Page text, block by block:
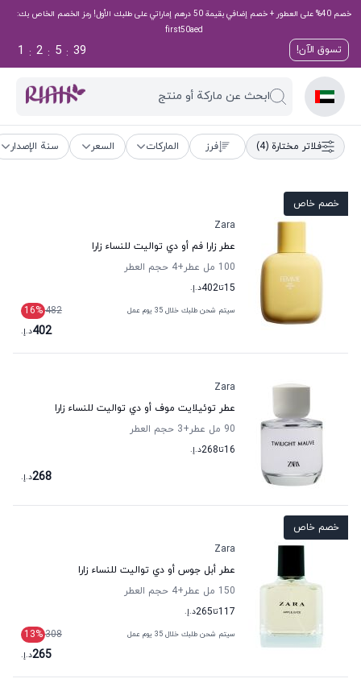
خصم 40% على العطور + خصم إضافي بقيمة 50 درهم إماراتي على طلبك الأول! رمز الخصم الخاص بك:
first50aed
تسوق الآن! 38
:
5
:
2
:
1
ابحث عن ماركة أو منتج
فلاتر مختارة (4) فرز الماركات السعر سنة الإصدار
خصم خاص
Zara
عطر زارا فم أو دي تواليت للنساء زارا
100 مل عطر
+4
حجم العطر
15تا402د.إ.
سيتم شحن طلبك خلال 35 يوم عمل 482
16%
402د.إ.
Zara
عطر توئيلايت موف أو دي تواليت للنساء زارا
90 مل عطر
+3
حجم العطر
16تا268د.إ.
268د.إ.
خصم خاص
Zara
عطر أبل جوس أو دي تواليت للنساء زارا
150 مل عطر
+4
حجم العطر
117تا265د.إ.
سيتم شحن طلبك خلال 35 يوم عمل 308
13%
265د.إ.